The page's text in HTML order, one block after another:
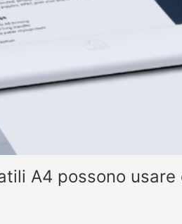
A4 possono usare